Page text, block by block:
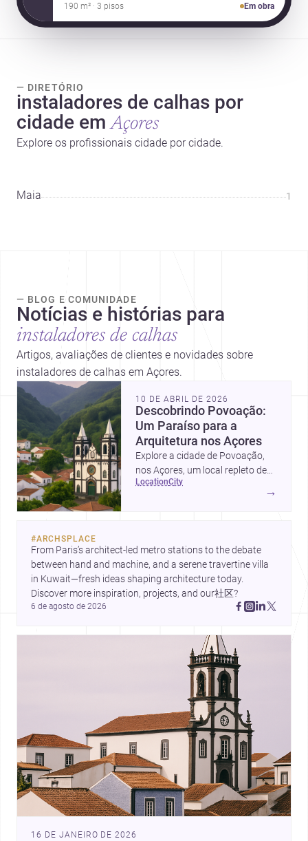
190 m² · 3 pisos Em obra
— DIRETÓRIO
instaladores de calhas por
cidade em Açores
Explore os profissionais cidade por cidade.
Maia 1
— BLOG E COMUNIDADE
Notícias e histórias para
instaladores de calhas
Artigos, avaliações de clientes e novidades sobre
instaladores de calhas em Açores.
10 DE ABRIL DE 2026
Descobrindo Povoação:
Um Paraíso para a
Arquitetura nos Açores
Explore a cidade de Povoação,
nos Açores, um local repleto de
oportunidades e beleza
location city
→
#ARCHSPLACE
From Paris’s architect-led metro stations to the debate
between hand and machine, and a serene travertine villa
in Kuwait—fresh ideas shaping architecture today.
Discover more inspiration, projects, and our社区?
6 de agosto de 2026
16 DE JANEIRO DE 2026